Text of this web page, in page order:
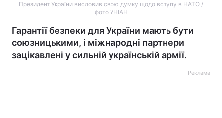
Президент України висловив свою думку щодо вступу в НАТО /
фото УНІАН
Гарантії безпеки для України мають бути
союзницькими, і міжнародні партнери
зацікавлені у сильній українській армії.
Реклама